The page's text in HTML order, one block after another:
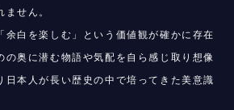
せん。
余白を楽しむ」という価値観が確かに存在
の奥に潜む物語や気配を自ら感じ取り想像
日本人が長い歴史の中で培ってきた美意識